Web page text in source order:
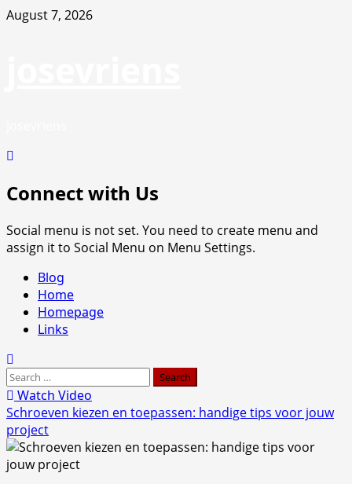
Skip
August 7, 2026
Connect with Us
Social menu is not set. You need to create menu and
assign it to Social Menu on Menu Settings.
Primary
Menu
Blog
Home
Homepage
Links
Search
for:Watch Video
Blog
Schroeven kiezen en toepassen: handige tips voor jouw
project